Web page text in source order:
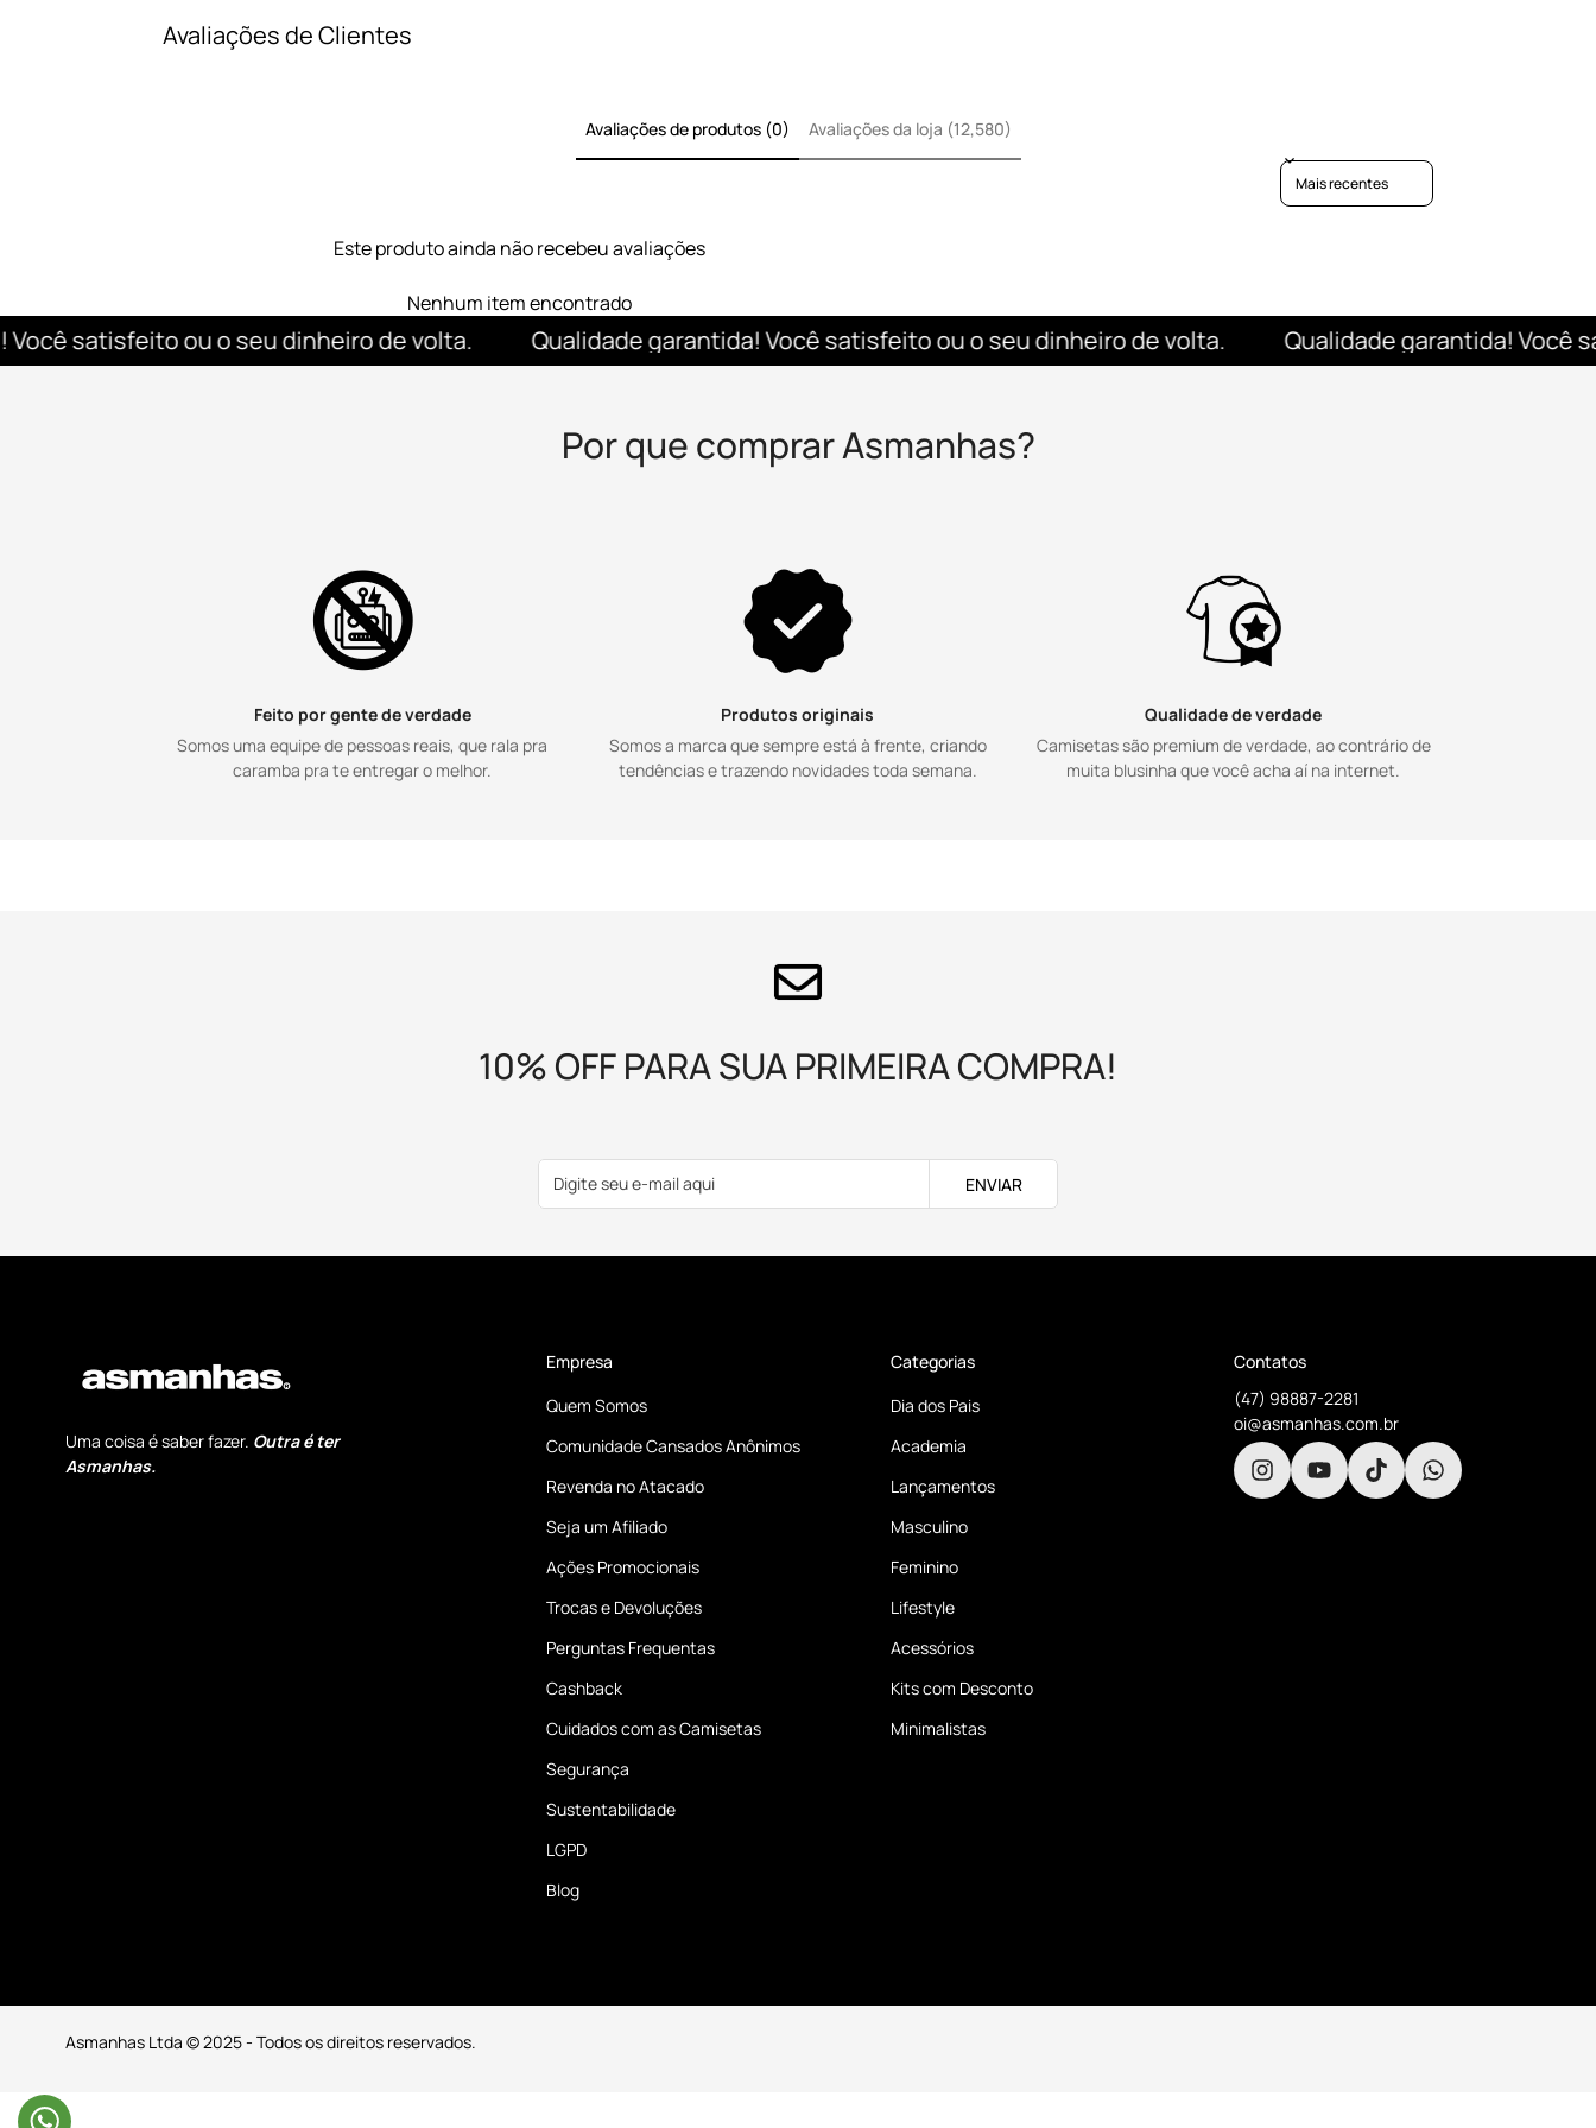
Uso diário urbano
Avaliações de Clientes
Avaliações de produtos (0) Avaliações da loja (12,580)
Sort reviews by
Este produto ainda não recebeu avaliações
Nenhum item encontrado
satisfeito ou o seu dinheiro de volta. Qualidade garantida! Você satisfeito ou o seu dinheiro de volta. Qualidade garantida! Você
Por que comprar Asmanhas?
Feito por gente de verdade
Somos uma equipe de pessoas reais, que rala pra
caramba pra te entregar o melhor.
Produtos originais
Somos a marca que sempre está à frente, criando
tendências e trazendo novidades toda semana.
Qualidade de verdade
Camisetas são premium de verdade, ao contrário de
muita blusinha que você acha aí na internet.
10% OFF PARA SUA PRIMEIRA COMPRA!
ENVIAR
Uma coisa é saber fazer. Outra é ter
Asmanhas.
Empresa
Quem Somos
Comunidade Cansados Anônimos
Revenda no Atacado
Seja um Afiliado
Ações Promocionais
Trocas e Devoluções
Perguntas Frequentas
Cashback
Cuidados com as Camisetas
Segurança
Sustentabilidade
LGPD
Blog
Categorias
Dia dos Pais
Academia
Lançamentos
Masculino
Feminino
Lifestyle
Acessórios
Kits com Desconto
Minimalistas
Contatos
(47) 98887-2281
oi@asmanhas.com.br
Asmanhas Ltda © 2025 - Todos os direitos reservados.
NO, I'M NOT YES, I AM